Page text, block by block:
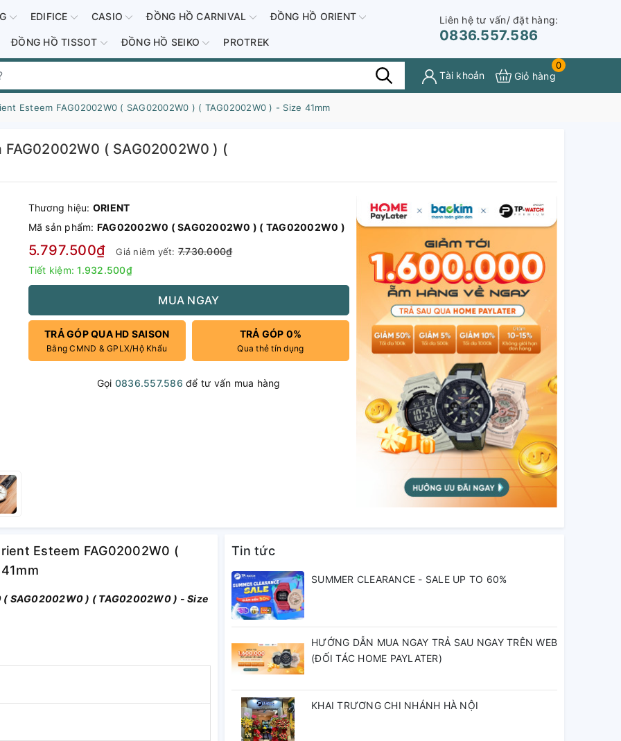
EDIFICE CASIO ĐỒNG HỒ CARNIVAL ĐỒNG HỒ ORIENT
ĐỒNG HỒ TISSOT ĐỒNG HỒ SEIKO PROTREK
Liên hệ tư vấn/ đặt hàng:
0836.557.586
Tài khoản
0
Giỏ hàng
Esteem FAG02002W0 ( SAG02002W0 ) ( TAG02002W0 ) - Size 41mm
( SAG02002W0 ) (
Thương hiệu: ORIENT
Mã sản phẩm: FAG02002W0 ( SAG02002W0 ) ( TAG02002W0 )
5.797.500₫ Giá niêm yết: 7.730.000₫
Tiết kiệm:1.932.500₫
MUA NGAY
TRẢ GÓP QUA HD SAISON
Bằng CMND & GPLX/Hộ Khẩu
TRẢ GÓP 0%
Qua thẻ tín dụng
Gọi 0836.557.586 để tư vấn mua hàng
Esteem FAG02002W0 (
( SAG02002W0 ) ( TAG02002W0 ) - Size
Tin tức
SUMMER CLEARANCE - SALE UP TO 60%
HƯỚNG DẪN MUA NGAY TRẢ SAU NGAY TRÊN WEB
(ĐỐI TÁC HOME PAYLATER)
KHAI TRƯƠNG CHI NHÁNH HÀ NỘI